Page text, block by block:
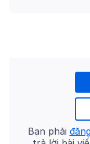
Bạn phải